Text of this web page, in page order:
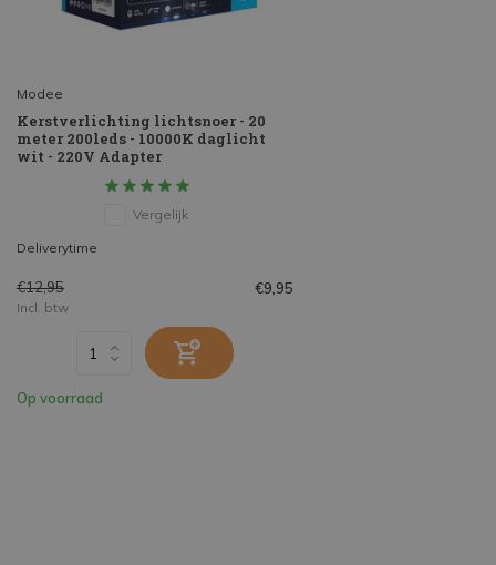
Modee
Kerstverlichting lichtsnoer - 20
meter 200leds - 10000K daglicht
wit - 220V Adapter
Vergelijk
Deliverytime
€12,95 €9,95
Incl. btw
Op voorraad